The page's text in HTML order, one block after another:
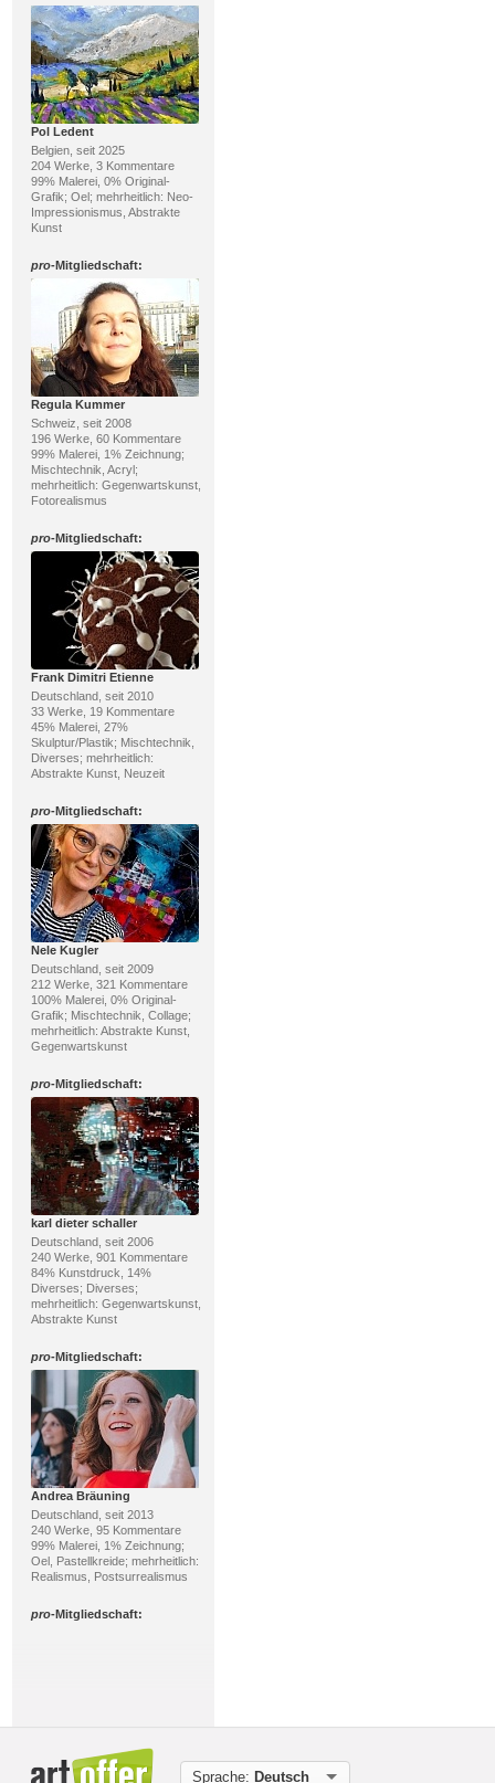
Pol Ledent
Belgien, seit 2025
204 Werke, 3 Kommentare
99% Malerei, 0% Original-
Grafik; Oel; mehrheitlich: Neo-
Impressionismus, Abstrakte
Kunst
pro-Mitgliedschaft:
Regula Kummer
Schweiz, seit 2008
196 Werke, 60 Kommentare
99% Malerei, 1% Zeichnung;
Mischtechnik, Acryl;
mehrheitlich: Gegenwartskunst,
Fotorealismus
pro-Mitgliedschaft:
Frank Dimitri Etienne
Deutschland, seit 2010
33 Werke, 19 Kommentare
45% Malerei, 27%
Skulptur/Plastik; Mischtechnik,
Diverses; mehrheitlich:
Abstrakte Kunst, Neuzeit
pro-Mitgliedschaft:
Nele Kugler
Deutschland, seit 2009
212 Werke, 321 Kommentare
100% Malerei, 0% Original-
Grafik; Mischtechnik, Collage;
mehrheitlich: Abstrakte Kunst,
Gegenwartskunst
pro-Mitgliedschaft:
karl dieter schaller
Deutschland, seit 2006
240 Werke, 901 Kommentare
84% Kunstdruck, 14%
Diverses; Diverses;
mehrheitlich: Gegenwartskunst,
Abstrakte Kunst
pro-Mitgliedschaft:
Andrea Bräuning
Deutschland, seit 2013
240 Werke, 95 Kommentare
99% Malerei, 1% Zeichnung;
Oel, Pastellkreide; mehrheitlich:
Realismus, Postsurrealismus
pro-Mitgliedschaft:
Sprache: Deutsch